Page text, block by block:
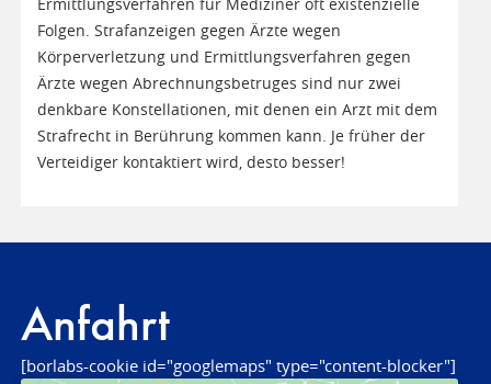
Ermittlungsverfahren für Mediziner oft existenzielle
Folgen. Strafanzeigen gegen Ärzte wegen
Körperverletzung und Ermittlungsverfahren gegen
Ärzte wegen Abrechnungsbetruges sind nur zwei
denkbare Konstellationen, mit denen ein Arzt mit dem
Strafrecht in Berührung kommen kann. Je früher der
Verteidiger kontaktiert wird, desto besser!
Anfahrt
[borlabs-cookie id="googlemaps" type="content-blocker"]